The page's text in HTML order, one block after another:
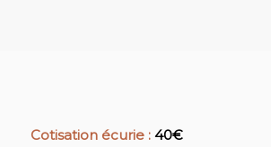
Cotisation écurie : 40€